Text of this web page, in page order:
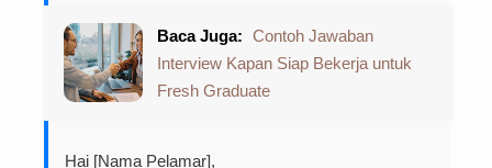
Baca Juga:
Contoh Jawaban
Interview Kapan Siap Bekerja untuk
Fresh Graduate
Hai [Nama Pelamar],